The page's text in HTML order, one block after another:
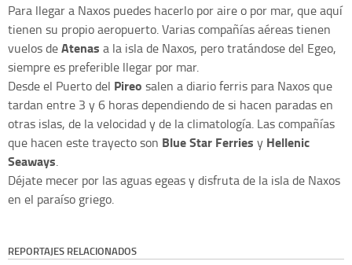
Para llegar a Naxos puedes hacerlo por aire o por mar, que aquí
tienen su propio aeropuerto. Varias compañías aéreas tienen
vuelos deAtenas a la isla de Naxos, pero tratándose del Egeo,
siempre es preferible llegar por mar.
Desde el Puerto del Pireo salen a diario ferris para Naxos que
tardan entre 3 y 6 horas dependiendo de si hacen paradas en
otras islas, de la velocidad y de la climatología. Las compañías
que hacen este trayecto son Blue Star Ferries y Hellenic
Seaways.
Déjate mecer por las aguas egeas y disfruta de la isla de Naxos
en el paraíso griego.
REPORTAJES RELACIONADOS